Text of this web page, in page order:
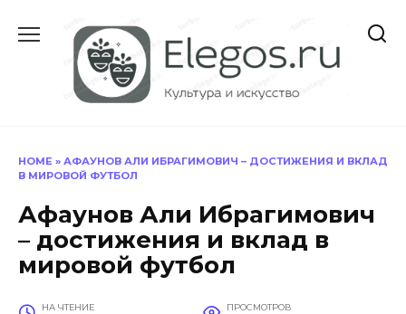
содержанию
HOME » АФАУНОВ АЛИ ИБРАГИМОВИЧ – ДОСТИЖЕНИЯ И ВКЛАД
В МИРОВОЙ ФУТБОЛ
Афаунов Али Ибрагимович
– достижения и вклад в
мировой футбол
НА ЧТЕНИЕ ПРОСМОТРОВ